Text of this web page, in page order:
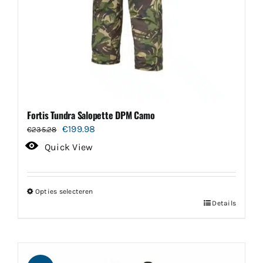
Fortis Tundra Salopette DPM Camo
€235.28
Oorspronkelijke
prijs
€235.28.
€199.98
€199.98.
Quick View
Opties selecteren
Details